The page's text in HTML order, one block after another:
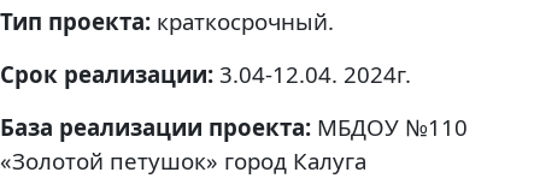
Тип проекта: краткосрочный.
Срок реализации: 3.04-12.04. 2024г.
База реализации проекта: МБДОУ №110
«Золотой петушок» город Калуга